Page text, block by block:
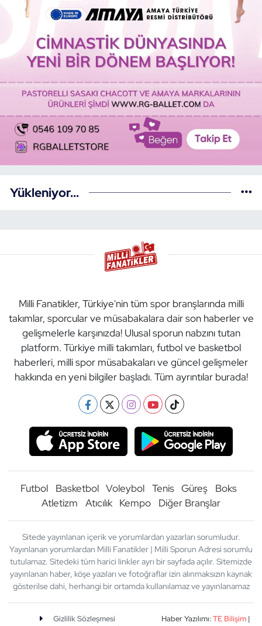
Yükleniyor...
Milli Fanatikler, Türkiye'nin tüm spor branşlarında milli
takımlar, sporcular ve müsabakalara dair son haberler ve
gelişmelerle karşınızda! Ulusal sporun nabzını tutan
platform. Türkiye milli takımları, futbol ve basketbol
haberleri, milli spor müsabakaları ve güncel gelişmeler
hakkında en yeni bilgiler başladı. Tüm ayrıntılar burada!
Futbol Basketbol Voleybol Tenis Güreş
Boks
Atletizm
Atıcılık Kempo Diğer Branşlar
Sitede yayınlanan içerik ve yorumlardan yazarları sorumludur.
Yayınlanan yorumlardan Milli Fanatikler | Milli Sporun Adresi sorumlu
tutulamaz. Sitedeki tüm harici linkler ayrı bir sayfada açılır. Sitemizde
yayınlanan haber, köşe yazıları ve fotoğraflar izin alınmaksızın kaynak
gösterilse dahi, herhangi bir ortamda kullanılamaz ve yayınlanamaz
Gizlilik Sözleşmesi
Haber Yazılımı:TE Bilişim|